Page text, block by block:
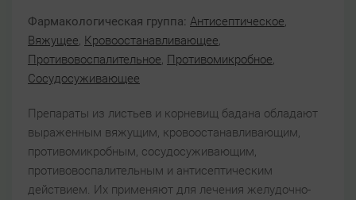
Фармакологическая группа: Антисептическое,
Вяжущее, Кровоостанавливающее,
Противовоспалительное, Противомикробное,
Сосудосуживающее
Препараты из листьев и корневищ бадана обладают
выраженным вяжущим, кровоостанавливающим,
противомикробным, сосудосуживающим,
противовоспалительным и антисептическим
действием. Их применяют для лечения желудочно-